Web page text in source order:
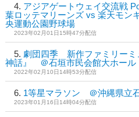
アジアゲートウェイ交流戦
葉ロッテマリーンズ vs 楽天モ
央運動公園野球場
2023年02月01日15時47分配信
劇団四季 新作ファミリーミ
神話』 ＠石垣市民会館大ホール
2022年02月10日14時53分配信
1等星マラソン ＠沖縄県立
2023年01月16日14時04分配信